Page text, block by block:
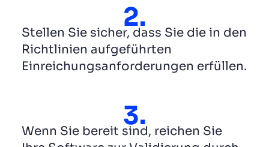
2.
Stellen Sie sicher, dass Sie die in den
Richtlinien aufgeführten
Einreichungsanforderungen erfüllen.
3.
Wenn Sie bereit sind, reichen Sie